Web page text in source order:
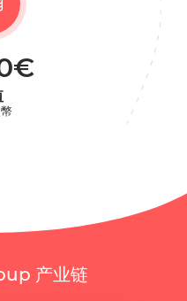
产业链